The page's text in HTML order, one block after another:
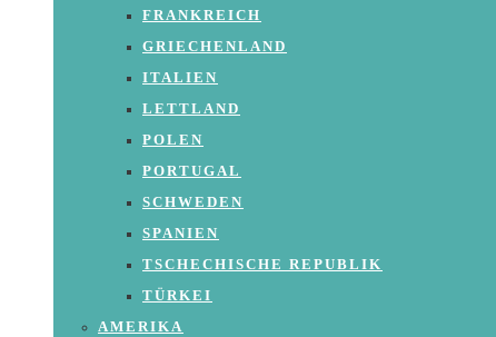
FRANKREICH
GRIECHENLAND
ITALIEN
LETTLAND
POLEN
PORTUGAL
SCHWEDEN
SPANIEN
TSCHECHISCHE REPUBLIK
TÜRKEI
AMERIKA